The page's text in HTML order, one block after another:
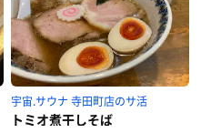
宇宙.サウナ 寺田町店のサ活
トミオ煮干しそば